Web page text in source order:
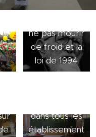
ne pas mourir
de froid et la
loi de 1994
dans tous les
établissement